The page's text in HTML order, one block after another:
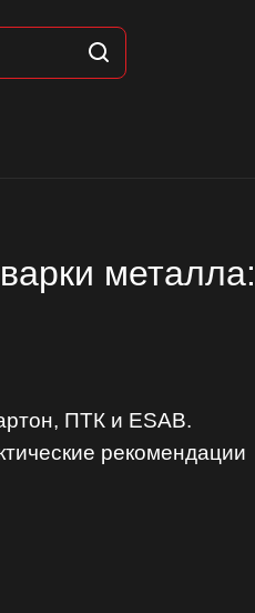
ПТК и ESAB.
рекомендации